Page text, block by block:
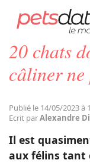
PETS DATING
20 chats
câliner ne
Publié le 14/05/2023 à
Ecrit parAlexandre
Il est
aux félins tant